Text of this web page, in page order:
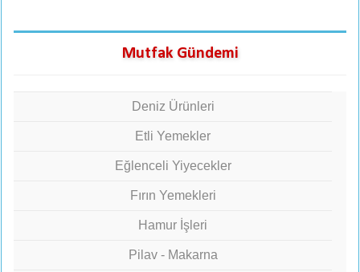
Mutfak Gündemi
Deniz Ürünleri
Etli Yemekler
Eğlenceli Yiyecekler
Fırın Yemekleri
Hamur İşleri
Pilav - Makarna